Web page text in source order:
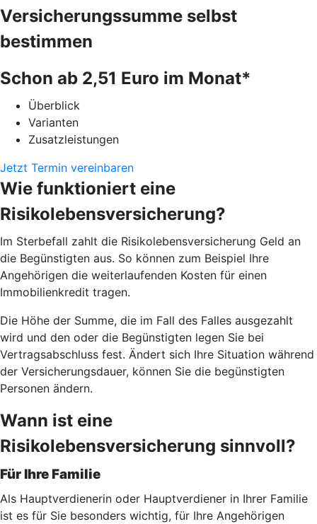
Versicherungssumme selbst
bestimmen
Schon ab 2,51 Euro im Monat*
Überblick
Varianten
Zusatzleistungen
Jetzt Termin vereinbaren
Wie funktioniert eine
Risikolebensversicherung?
Im Sterbefall zahlt die Risikolebensversicherung Geld an
die Begünstigten aus. So können zum Beispiel Ihre
Angehörigen die weiterlaufenden Kosten für einen
Immobilienkredit tragen.
Die Höhe der Summe, die im Fall des Falles ausgezahlt
wird und den oder die Begünstigten legen Sie bei
Vertragsabschluss fest. Ändert sich Ihre Situation während
der Versicherungsdauer, können Sie die begünstigten
Personen ändern.
Wann ist eine
Risikolebensversicherung sinnvoll?
Für Ihre Familie
Als Hauptverdienerin oder Hauptverdiener in Ihrer Familie
ist es für Sie besonders wichtig, für Ihre Angehörigen